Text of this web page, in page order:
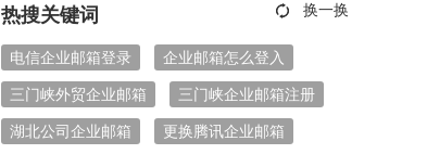
热搜关键词
电信企业邮箱登录
企业邮箱怎么登入
三门峡外贸企业邮箱
三门峡企业邮箱注册
湖北公司企业邮箱
更换腾讯企业邮箱